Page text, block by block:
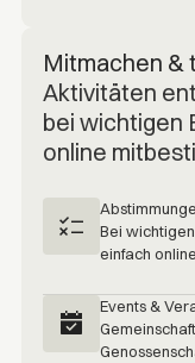
Mitmachen &
Aktivitäten
bei wichtigen
online
Bei
einfach
Events &